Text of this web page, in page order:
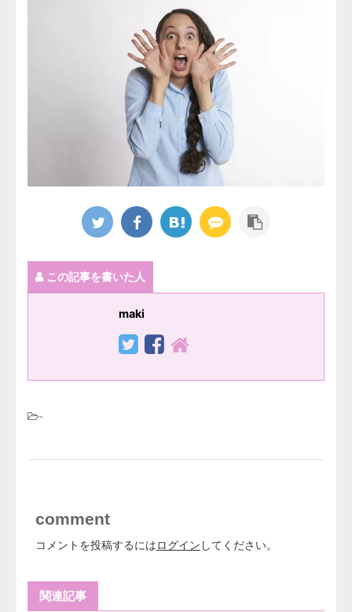
この記事を書いた人
maki
-
comment
コメントを投稿するにはログイン してください。
関連記事